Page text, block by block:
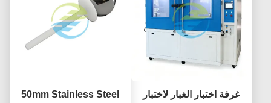
غرفة اختبار الغبار لاختبار
50mm Stainless Steel